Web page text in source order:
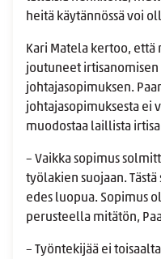
heitä käytännössä voi
Kari Matela kertoo,
joutuneet irtisanomisen
johtajasopimuksen.
johtajasopimuksesta ei
muodostaa laillista
– Vaikka sopimus
työlakien suojaan.
edes luopua. Sopimus
perusteella mitätön,
– Työntekijää ei